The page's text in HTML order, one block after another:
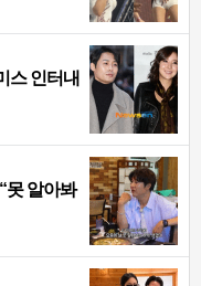
스 인터내
못 알아봐